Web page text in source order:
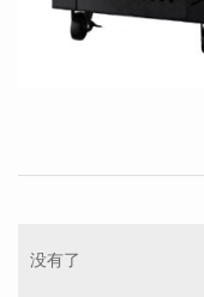
没有了